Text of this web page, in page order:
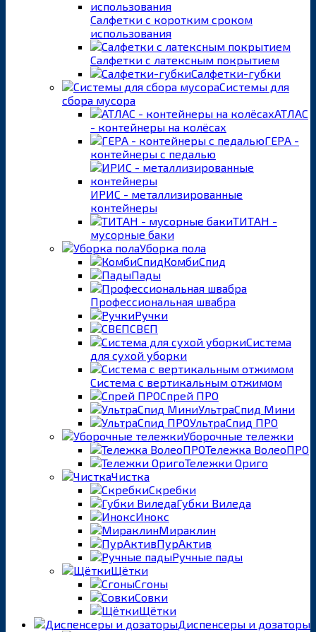
Салфетки с коротким сроком
использования
Салфетки с латексным покрытием
Салфетки-губки
Системы для
сбора мусора
АТЛАС
- контейнеры на колёсах
ГЕРА -
контейнеры с педалью
ИРИС - металлизированные
контейнеры
ТИТАН -
мусорные баки
Уборка пола
КомбиСпид
Пады
Профессиональная швабра
Ручки
СВЕП
Система
для сухой уборки
Система с вертикальным отжимом
Спрей ПРО
УльтраСпид Мини
УльтраСпид ПРО
Уборочные тележки
Тележка ВолеоПРО
Тележки Ориго
Чистка
Скребки
Губки Виледа
Инокс
Мираклин
ПурАктив
Ручные пады
Щётки
Сгоны
Совки
Щётки
Диспенсеры и дозаторы